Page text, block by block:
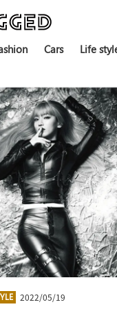
Cars Life
2022/05/19